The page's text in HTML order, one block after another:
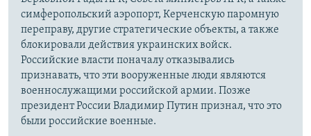
симферопольский аэропорт, Керченскую паромную
переправу, другие стратегические объекты, а также
блокировали действия украинских войск.
Российские власти поначалу отказывались
признавать, что эти вооруженные люди являются
военнослужащими российской армии. Позже
президент России Владимир Путин признал, что это
были российские военные.